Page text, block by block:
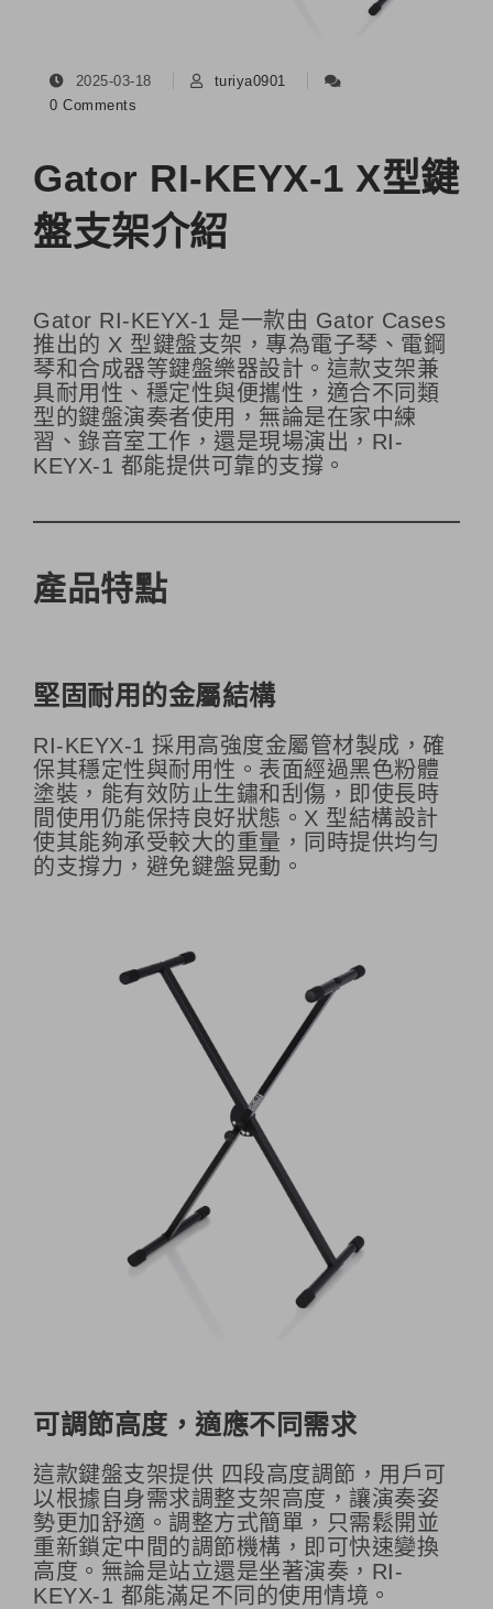
2025-03-18
turiya0901
0 Comments
Gator RI-KEYX-1 X型鍵
盤支架介紹
Gator RI-KEYX-1 是一款由 Gator Cases
推出的 X 型鍵盤支架，專為電子琴、電鋼
琴和合成器等鍵盤樂器設計。這款支架兼
具耐用性、穩定性與便攜性，適合不同類
型的鍵盤演奏者使用，無論是在家中練
習、錄音室工作，還是現場演出，RI-
KEYX-1 都能提供可靠的支撐。
產品特點
堅固耐用的金屬結構
RI-KEYX-1 採用高強度金屬管材製成，確
保其穩定性與耐用性。表面經過黑色粉體
塗裝，能有效防止生鏽和刮傷，即使長時
間使用仍能保持良好狀態。X 型結構設計
使其能夠承受較大的重量，同時提供均勻
的支撐力，避免鍵盤晃動。
可調節高度，適應不同需求
這款鍵盤支架提供 四段高度調節，用戶可
以根據自身需求調整支架高度，讓演奏姿
勢更加舒適。調整方式簡單，只需鬆開並
重新鎖定中間的調節機構，即可快速變換
高度。無論是站立還是坐著演奏，RI-
KEYX-1 都能滿足不同的使用情境。